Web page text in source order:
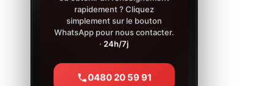
rapidement ? Cliquez
simplement sur le bouton
WhatsApp pour nous contacter.
·24h/7j
0480 20 59 91